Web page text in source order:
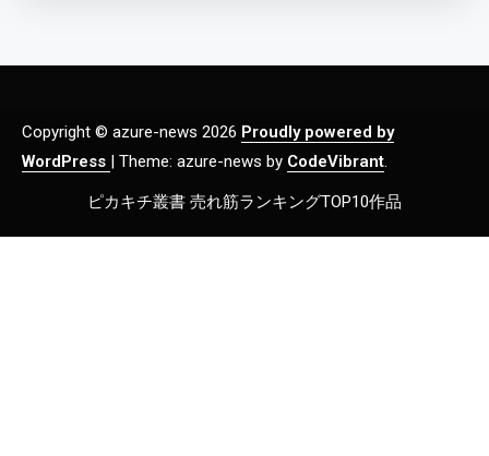
Copyright © azure-news 2026 Proudly powered by
WordPress
Theme: azure-news by CodeVibrant.
ピカキチ叢書 売れ筋ランキングTOP10作品